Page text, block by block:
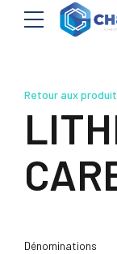
Retour aux
Dénominations